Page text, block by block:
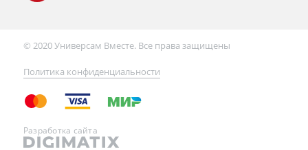
© 2020 Универсам Вместе. Все права защищены
Политика конфиденциальности
Разработка сайта